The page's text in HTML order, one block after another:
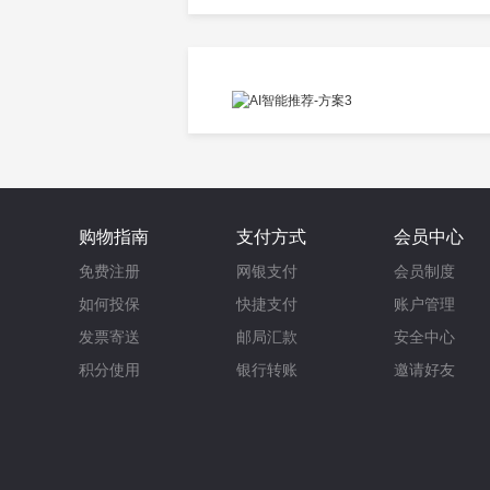
购物指南
免费注册
如何投保
发票寄送
积分使用
支付方式
网银支付
快捷支付
邮局汇款
银行转账
会员中心
会员制度
账户管理
安全中心
邀请好友